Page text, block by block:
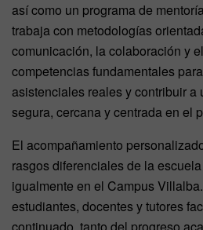
así como un programa de
trabaja con metodologías
comunicación, la colaboración y
competencias fundamentales
asistenciales reales y contribuir a
segura, cercana y centrada en el
El acompañamiento
rasgos diferenciales de la
igualmente en el Campus
estudiantes, docentes y tutores